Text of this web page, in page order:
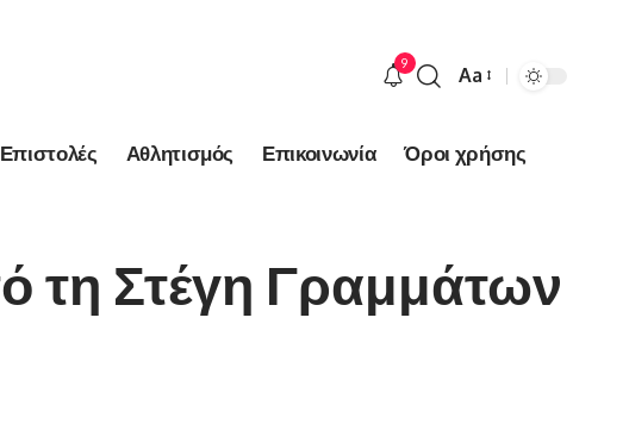
9
Font
Aa
Επιστολές Αθλητισμός Επικοινωνία Όροι χρήσης
τη Στέγη Γραμμάτων